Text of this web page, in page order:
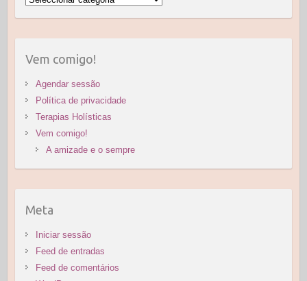
Vem comigo!
Agendar sessão
Política de privacidade
Terapias Holísticas
Vem comigo!
A amizade e o sempre
Meta
Iniciar sessão
Feed de entradas
Feed de comentários